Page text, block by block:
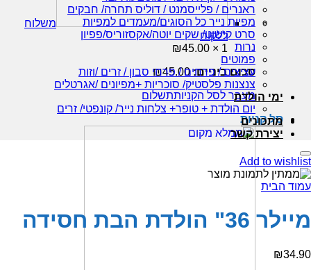
משלוח
ללקוח
1 ×
₪45.00
סכום ביניים:
₪45.00
מעבר לסל הקניותתשלום
סל קניות
ראנרים / פלייסמנט / דוליס תחרה/ חבקים
מפיות נייר כל הסוגים/מעמדים למפיות
סרט קישוט/ שקים יוטה/אקסזוריס/פפיון
נרות
פמוטים
עציצים / פרחים / פרחי סבון / זרים /וזות
צנצנות פלסטיק/ סוכריות +מפיונים /אגרטלים
ימי הולדת
יום הולדת + טופר+ צלחות נייר/ קונפטי/ זרים
מתכונים
יצירת קשר
Add to wishlist
עמוד הבית
מיילר 36" הולדת הבת חסידה
₪34.90